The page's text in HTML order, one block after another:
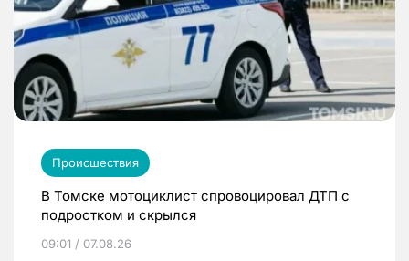
Происшествия
В Томске мотоциклист спровоцировал ДТП с
подростком и скрылся
09:01 / 07.08.26